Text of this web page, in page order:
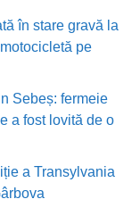
în stare gravă la
pe
Sebeș: fermeie
a fost lovită de o
a Transylvania